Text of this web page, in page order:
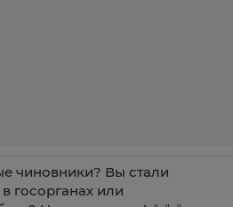
чиновники? Вы стали
госорганах или